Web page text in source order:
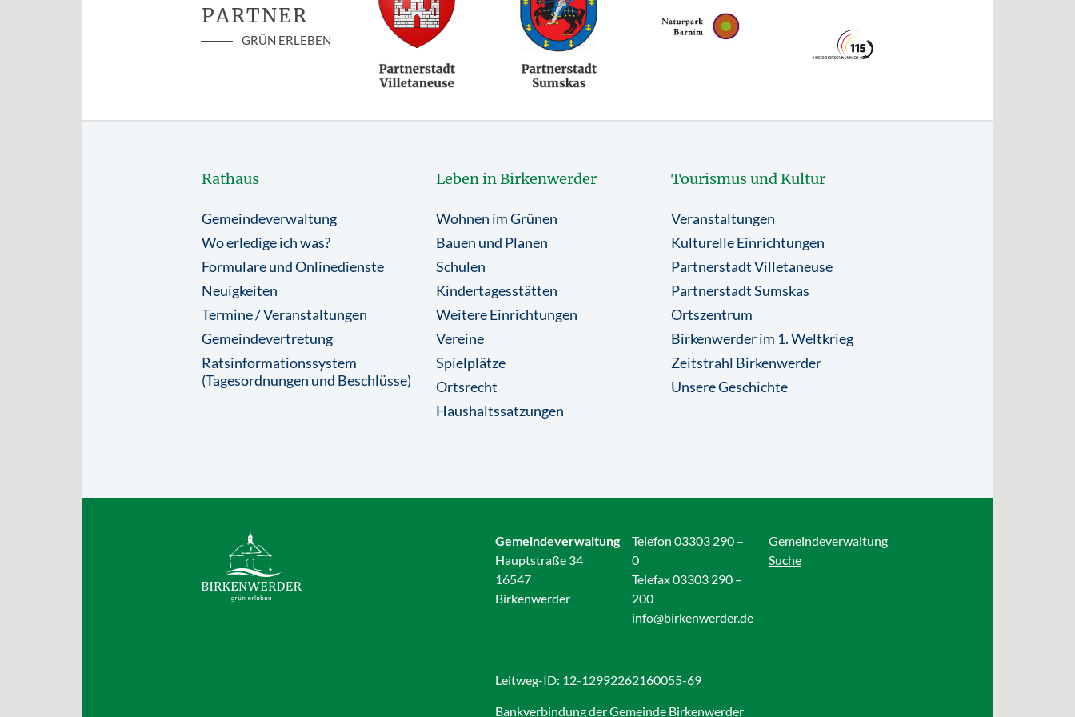
PARTNER
GRÜN ERLEBEN
Rathaus
Gemeindeverwaltung
Wo erledige ich was?
Formulare und Onlinedienste
Neuigkeiten
Termine / Veranstaltungen
Gemeindevertretung
Ratsinformationssystem
(Tagesordnungen und Beschlüsse)
Leben in Birkenwerder
Wohnen im Grünen
Bauen und Planen
Schulen
Kindertagesstätten
Weitere Einrichtungen
Vereine
Spielplätze
Ortsrecht
Haushaltssatzungen
Tourismus und Kultur
Veranstaltungen
Kulturelle Einrichtungen
Partnerstadt Villetaneuse
Partnerstadt Sumskas
Ortszentrum
Birkenwerder im 1. Weltkrieg
Zeitstrahl Birkenwerder
Unsere Geschichte
Gemeindeverwaltung
Hauptstraße 34
16547
Birkenwerder
Telefon 03303 290 –
0
Telefax 03303 290 –
200
info@birkenwerder.de
Gemeindeverwaltung
Suche
Leitweg-ID: 12-12992262160055-69
Bankverbindung der Gemeinde Birkenwerder